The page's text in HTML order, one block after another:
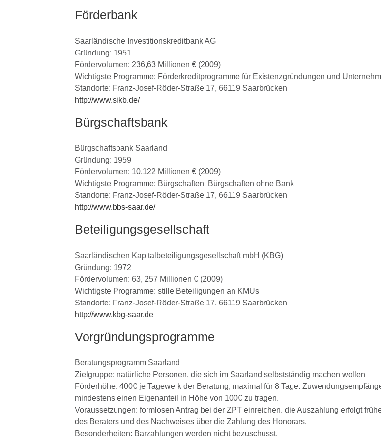
Förderbank
Saarländische Investitionskreditbank AG
Gründung: 1951
Fördervolumen: 236,63 Millionen € (2009)
Wichtigste Programme: Förderkreditprogramme für Existenzgründungen und
Standorte: Franz-Josef-Röder-Straße 17, 66119 Saarbrücken
http://www.sikb.de/
Bürgschaftsbank
Bürgschaftsbank Saarland
Gründung: 1959
Fördervolumen: 10,122 Millionen € (2009)
Wichtigste Programme: Bürgschaften, Bürgschaften ohne Bank
Standorte: Franz-Josef-Röder-Straße 17, 66119 Saarbrücken
http://www.bbs-saar.de/
Beteiligungsgesellschaft
Saarländischen Kapitalbeteiligungsgesellschaft mbH (KBG)
Gründung: 1972
Fördervolumen: 63, 257 Millionen € (2009)
Wichtigste Programme: stille Beteiligungen an KMUs
Standorte: Franz-Josef-Röder-Straße 17, 66119 Saarbrücken
http://www.kbg-saar.de
Vorgründungsprogramme
Beratungsprogramm Saarland
Zielgruppe: natürliche Personen, die sich im Saarland selbstständig machen wollen
Förderhöhe: 400€ je Tagewerk der Beratung, maximal für 8 Tage.
mindestens einen Eigenanteil in Höhe von 100€ zu tragen.
Voraussetzungen: formlosen Antrag bei der ZPT einreichen, die Auszahlung erfolgt
des Beraters und des Nachweises über die Zahlung des Honorars.
Besonderheiten: Barzahlungen werden nicht bezuschusst.